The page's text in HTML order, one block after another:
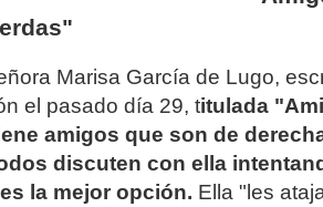
Marisa García de Lugo,
el pasado día 29, titulada
amigos que son de
discuten con ella
la mejor opción. Ella "les